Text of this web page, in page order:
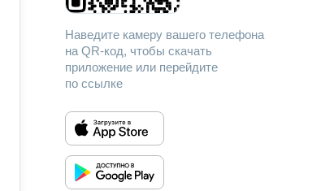
Наведите камеру вашего телефона
на QR-код, чтобы скачать
приложение или перейдите
по ссылке